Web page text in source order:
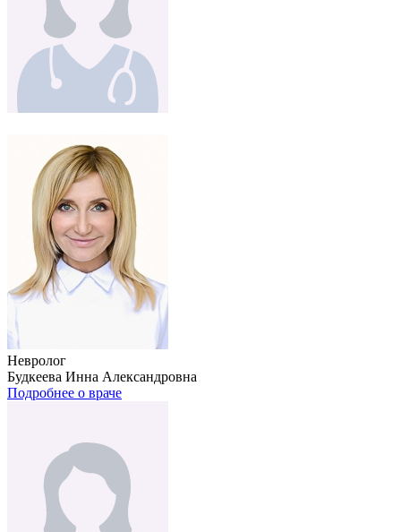
Невролог
Будкеева Инна Александровна
Подробнее о враче